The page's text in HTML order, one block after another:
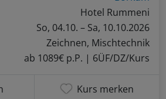
Hotel Rummeni
So, 04.10. – Sa, 10.10.2026
Zeichnen, Mischtechnik
ab 1089€ p.P. | 6ÜF/DZ/Kurs
Kurs merken